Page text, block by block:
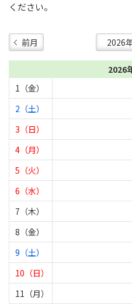
ください。
前月
2026
1（金）
2（土）
3（日）
4（月）
5（火）
6（水）
7（木）
8（金）
9（土）
10（日）
11（月）